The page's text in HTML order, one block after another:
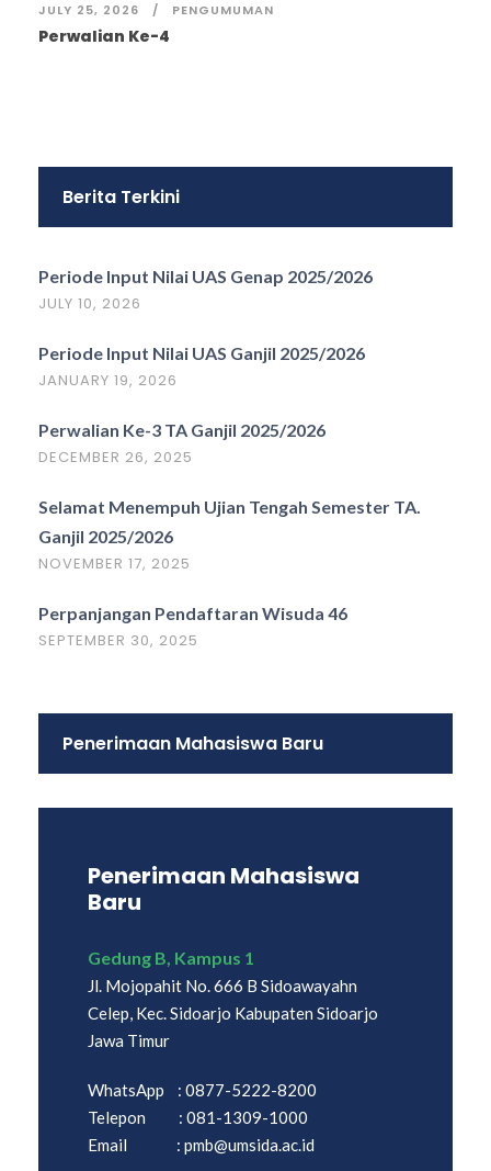
JULY 25, 2026 PENGUMUMAN
Perwalian Ke-4
Berita Terkini
Periode Input Nilai UAS Genap 2025/2026
JULY 10, 2026
Periode Input Nilai UAS Ganjil 2025/2026
JANUARY 19, 2026
Perwalian Ke-3 TA Ganjil 2025/2026
DECEMBER 26, 2025
Selamat Menempuh Ujian Tengah Semester TA.
Ganjil 2025/2026
NOVEMBER 17, 2025
Perpanjangan Pendaftaran Wisuda 46
SEPTEMBER 30, 2025
Penerimaan Mahasiswa Baru
Penerimaan Mahasiswa
Baru
Gedung B, Kampus 1
Jl. Mojopahit No. 666 B Sidoawayahn
Celep, Kec. Sidoarjo Kabupaten Sidoarjo
Jawa Timur
WhatsApp : 0877-5222-8200
Telepon : 081-1309-1000
Email : pmb@umsida.ac.id